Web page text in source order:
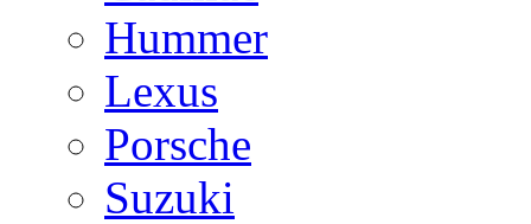
Hummer
Lexus
Porsche
Suzuki